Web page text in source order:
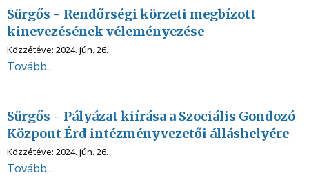
Sürgős - Rendőrségi körzeti megbízott
kinevezésének véleményezése
Közzétéve: 2024. jún. 26.
Tovább...
Sürgős - Pályázat kiírása a Szociális Gondozó
Központ Érd intézményvezetői álláshelyére
Közzétéve: 2024. jún. 26.
Tovább...